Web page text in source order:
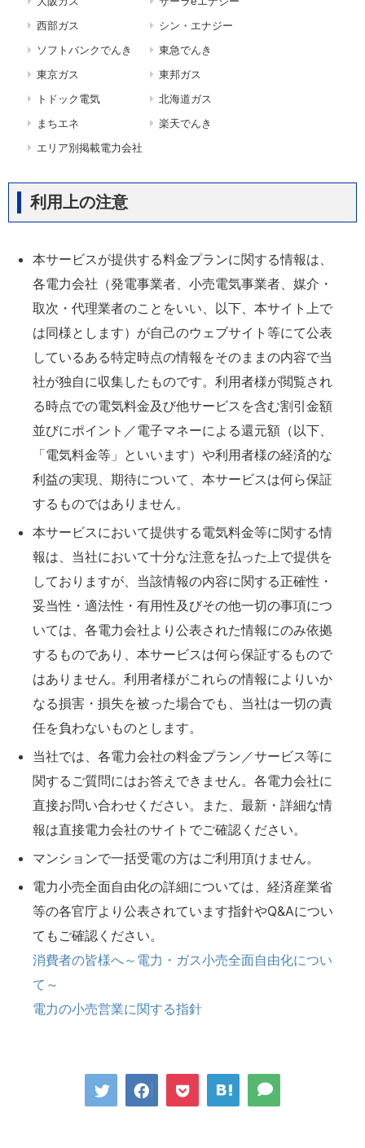
西部ガス
シン・エナジー
ソフトバンクでんき
東急でんき
東京ガス
東邦ガス
トドック電気
北海道ガス
まちエネ
楽天でんき
エリア別掲載電力会社
利用上の注意
本サービスが提供する料金プランに関する情報は、
各電力会社（発電事業者、小売電気事業者、媒介・
取次・代理業者のことをいい、以下、本サイト上で
は同様とします）が自己のウェブサイト等にて公表
しているある特定時点の情報をそのままの内容で当
社が独自に収集したものです。利用者様が閲覧され
る時点での電気料金及び他サービスを含む割引金額
並びにポイント／電子マネーによる還元額（以下、
「電気料金等」といいます）や利用者様の経済的な
利益の実現、期待について、本サービスは何ら保証
するものではありません。
本サービスにおいて提供する電気料金等に関する情
報は、当社において十分な注意を払った上で提供を
しておりますが、当該情報の内容に関する正確性・
妥当性・適法性・有用性及びその他一切の事項につ
いては、各電力会社より公表された情報にのみ依拠
するものであり、本サービスは何ら保証するもので
はありません。利用者様がこれらの情報によりいか
なる損害・損失を被った場合でも、当社は一切の責
任を負わないものとします。
当社では、各電力会社の料金プラン／サービス等に
関するご質問にはお答えできません。各電力会社に
直接お問い合わせください。また、最新・詳細な情
報は直接電力会社のサイトでご確認ください。
マンションで一括受電の方はご利用頂けません。
電力小売全面自由化の詳細については、経済産業省
等の各官庁より公表されています指針やQ&Aについ
てもご確認ください。
消費者の皆様へ～電力・ガス小売全面自由化につい
て～
電力の小売営業に関する指針